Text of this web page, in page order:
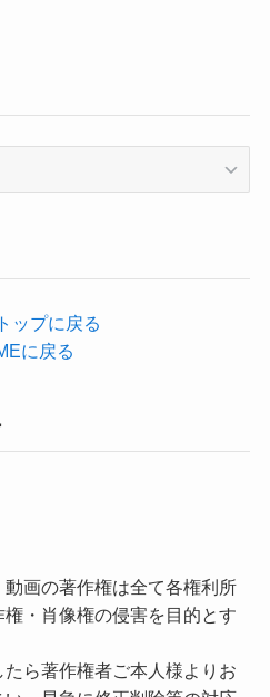
ップに戻る
に戻る
画の著作権は全て各権利所
・肖像権の侵害を目的とす
ら著作権者ご本人様よりお